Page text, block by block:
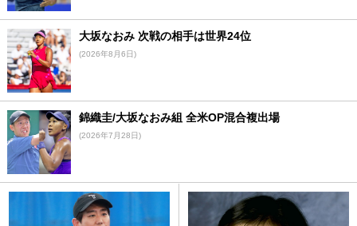
大坂なおみ 次戦の相手は世界24位
(2026年8月6日)
錦織圭/大坂なおみ組 全米OP混合複出場
(2026年7月28日)